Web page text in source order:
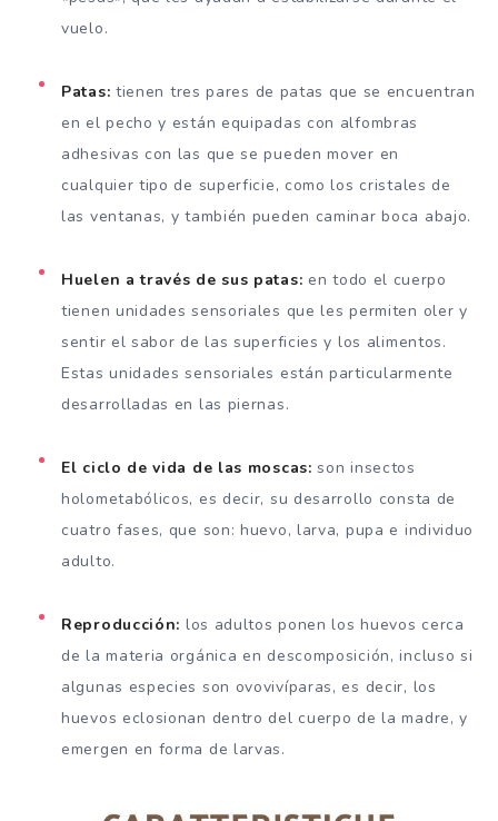
vuelo.
Patas: tienen tres pares de patas que se encuentran
en el pecho y están equipadas con alfombras
adhesivas con las que se pueden mover en
cualquier tipo de superficie, como los cristales de
las ventanas, y también pueden caminar boca abajo.
Huelen a través de sus patas: en todo el cuerpo
tienen unidades sensoriales que les permiten oler y
sentir el sabor de las superficies y los alimentos.
Estas unidades sensoriales están particularmente
desarrolladas en las piernas.
El ciclo de vida de las moscas:son insectos
holometabólicos, es decir, su desarrollo consta de
cuatro fases, que son: huevo, larva, pupa e individuo
adulto.
Reproducción: los adultos ponen los huevos cerca
de la materia orgánica en descomposición, incluso si
algunas especies son ovovivíparas, es decir, los
huevos eclosionan dentro del cuerpo de la madre, y
emergen en forma de larvas.